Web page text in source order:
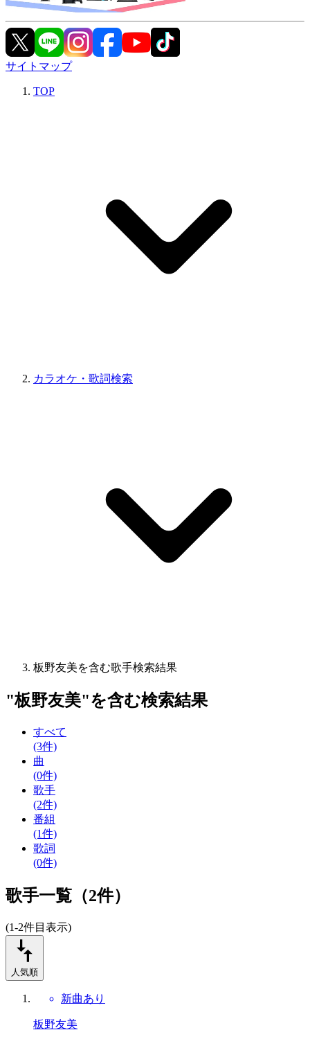
サイトマップ
TOP
カラオケ・歌詞検索
板野友美を含む歌手検索結果
"板野友美"を含む検索結果
すべて
(3件)
曲
(0件)
歌手
(2件)
番組
(1件)
歌詞
(0件)
歌手一覧（2件）
(1-2件目表示)
人気順
新曲あり
板野友美